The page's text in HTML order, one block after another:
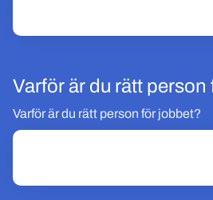
Varför är du rätt person
Varför är du rätt person för jobbet?